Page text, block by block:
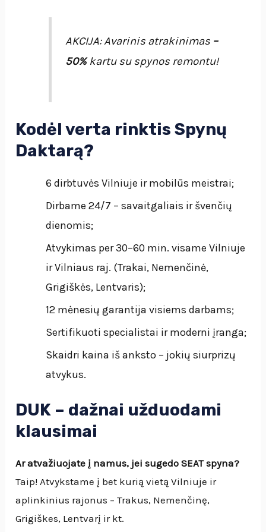
AKCIJA: Avarinis atrakinimas –
50%kartu su spynos remontu!
Kodėl verta rinktis Spynų
Daktarą?
6 dirbtuvės Vilniuje ir mobilūs meistrai;
Dirbame 24/7 – savaitgaliais ir švenčių
dienomis;
Atvykimas per 30–60 min. visame Vilniuje
ir Vilniaus raj. (Trakai, Nemenčinė,
Grigiškės, Lentvaris);
12 mėnesių garantija visiems darbams;
Sertifikuoti specialistai ir moderni įranga;
Skaidri kaina iš anksto – jokių siurprizų
atvykus.
DUK – dažnai užduodami
klausimai
Ar atvažiuojate į namus, jei sugedo SEAT spyna?
Taip! Atvykstame į bet kurią vietą Vilniuje ir
aplinkinius rajonus – Trakus, Nemenčinę,
Grigiškes, Lentvarį ir kt.